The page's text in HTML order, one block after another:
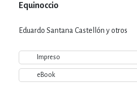
Equinoccio
Eduardo Santana Castellón y otros
Impreso
eBook